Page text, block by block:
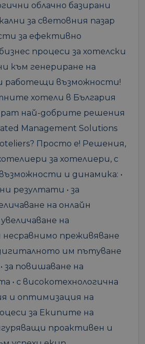
облачно базирани
за световния пазар
за ефективно
процеси за хотелски
към генериране на
работещи възможности!
хотели в България
най-добрите решения
Management Solutions
Просто е! Решения,
за хотелиери, с
и динамика: •
резултати • за
на онлайн
на
несравнимо преживяване
им пътуване
за повишаване на
• с високотехнологична
и оптимизация на
за Екипите на
проактивен и